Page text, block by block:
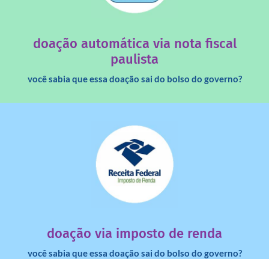
doação automática via nota fiscal
paulista
você sabia que essa doação sai do bolso do governo?
doação via imposto de renda
você sabia que essa doação sai do bolso do governo?
imposto de renda para uma instituição e que esse
dinheiro deixa de ir para o governo?
saiba mais